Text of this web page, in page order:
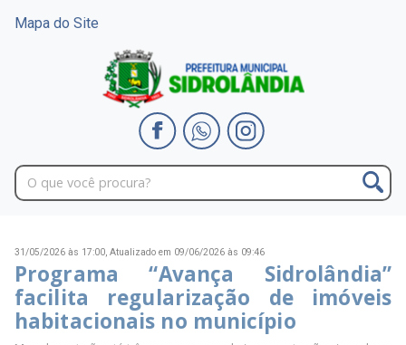
Mapa do Site
31/05/2026 às 17:00, Atualizado em 09/06/2026 às 09:46
Programa “Avança Sidrolândia”
facilita regularização de imóveis
habitacionais no município